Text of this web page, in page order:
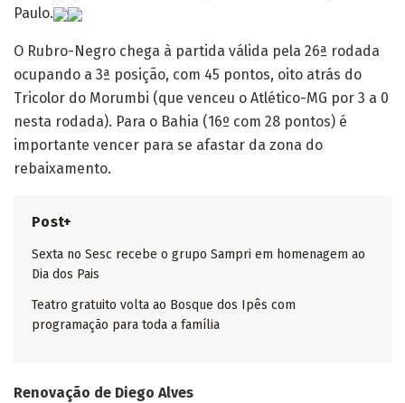
Paulo.
O Rubro-Negro chega à partida válida pela 26ª rodada
ocupando a 3ª posição, com 45 pontos, oito atrás do
Tricolor do Morumbi (que venceu o Atlético-MG por 3 a 0
nesta rodada). Para o Bahia (16º com 28 pontos) é
importante vencer para se afastar da zona do
rebaixamento.
Post+
Sexta no Sesc recebe o grupo Sampri em homenagem ao
Dia dos Pais
Teatro gratuito volta ao Bosque dos Ipês com
programação para toda a família
Renovação de Diego Alves